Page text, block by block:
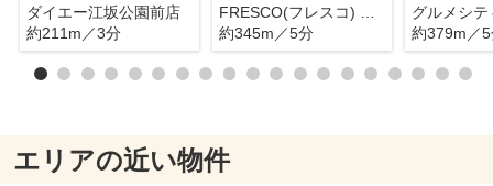
ダイエー江坂公園前店
約211m／3分
約345m／5分
グルメシテ
約379m／
エリアの近い物件